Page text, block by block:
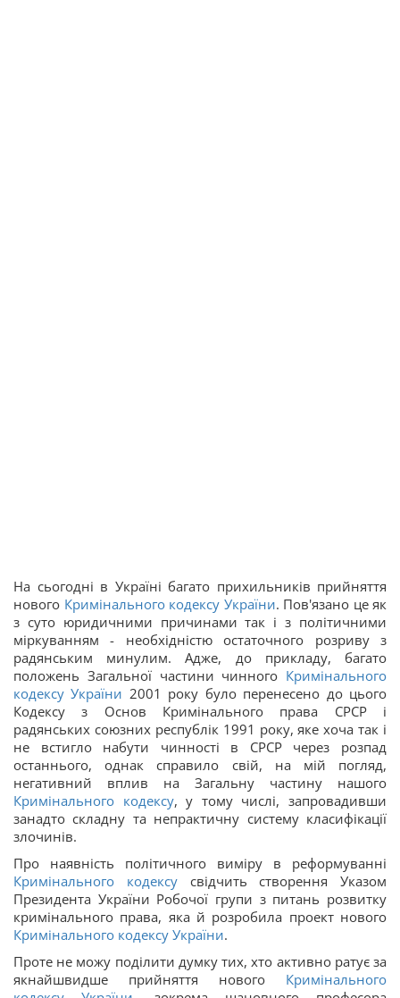
На сьогодні в Україні багато прихильників прийняття
нового Кримінального кодексу України. Пов'язано це як
з суто юридичними причинами так і з політичними
міркуванням - необхідністю остаточного розриву з
радянським минулим. Адже, до прикладу, багато
положень Загальної частини чинного Кримінального
кодексу України 2001 року було перенесено до цього
Кодексу з Основ Кримінального права СРСР і
радянських союзних республік 1991 року, яке хоча так і
не встигло набути чинності в СРСР через розпад
останнього, однак справило свій, на мій погляд,
негативний вплив на Загальну частину нашого
Кримінального кодексу, у тому числі, запровадивши
занадто складну та непрактичну систему класифікації
злочинів.
Про наявність політичного виміру в реформуванні
Кримінального кодексусвідчить створення Указом
Президента України Робочої групи з питань розвитку
кримінального права, яка й розробила проект нового
Кримінального кодексу України.
Проте не можу поділити думку тих, хто активно ратує за
якнайшвидше прийняття нового Кримінального